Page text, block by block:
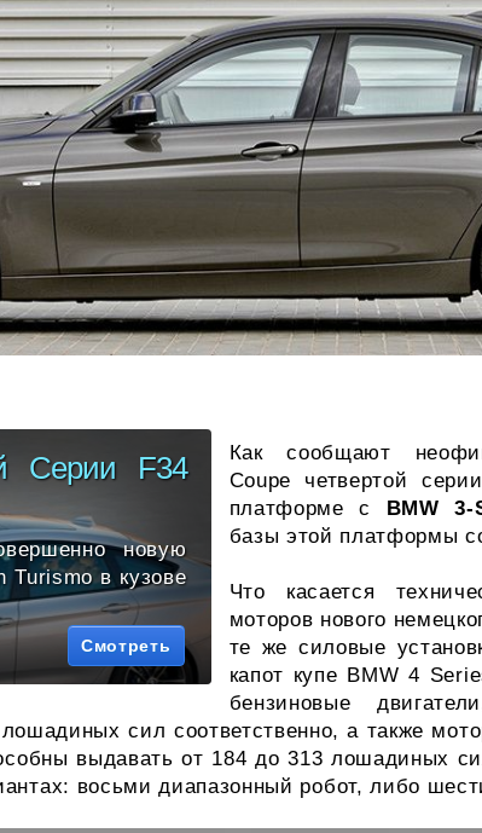
Серии F34
новую
в кузове
Смотреть
Как сообщают
Coupe четвертой
платформе с BMW 3-
базы этой платформы
Что касается
моторов нового
те же силовые
капот купе BMW 4
бензиновые
сил соответственно, а также
выдавать от 184 до 313 лошадиных
восьми диапазонный робот, либо